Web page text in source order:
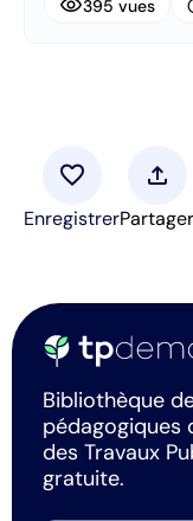
395 vues
favorite
Enregistrer
upload
Partager
Bibliothèque
pédagogiques
des Travaux
gratuite.